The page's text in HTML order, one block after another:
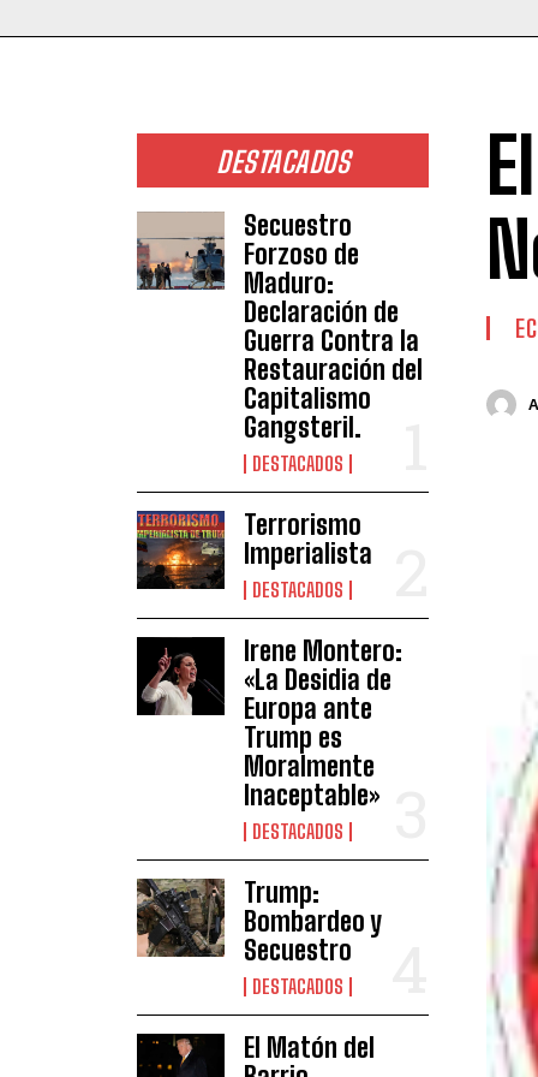
DESTACADOS
Secuestro
Forzoso de
Maduro:
Declaración de
Guerra Contra la
Restauración del
Capitalismo
Gangsteril.
DESTACADOS
Terrorismo
Imperialista
DESTACADOS
Irene Montero:
«La Desidia de
Europa ante
Trump es
Moralmente
Inaceptable»
DESTACADOS
Trump:
Bombardeo y
Secuestro
DESTACADOS
El Matón del